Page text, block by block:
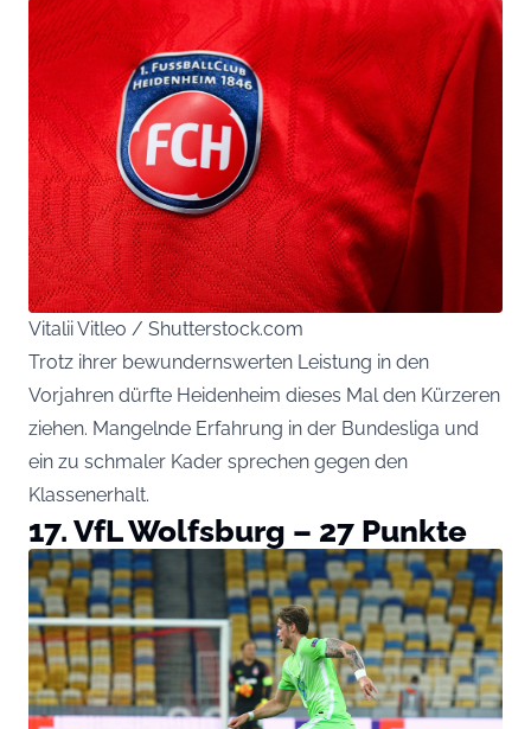
Vitalii Vitleo / Shutterstock.com
Trotz ihrer bewundernswerten Leistung in den
Vorjahren dürfte Heidenheim dieses Mal den Kürzeren
ziehen. Mangelnde Erfahrung in der Bundesliga und
ein zu schmaler Kader sprechen gegen den
Klassenerhalt.
17. VfL Wolfsburg – 27 Punkte